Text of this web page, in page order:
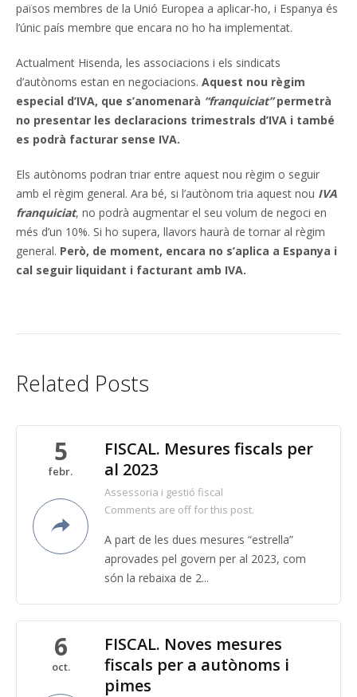
països membres de la Unió Europea a aplicar-ho, i Espanya és
l’únic país membre que encara no ho ha implementat.
Actualment Hisenda, les associacions i els sindicats
d’autònoms estan en negociacions. Aquest nou règim
especial d’IVA, que s’anomenarà “franquiciat”permetrà
no presentar les declaracions trimestrals d’IVA i també
es podrà facturar sense IVA.
Els autònoms podran triar entre aquest nou règim o seguir
amb el règim general. Ara bé, si l’autònom tria aquest nou IVA
franquiciat, no podrà augmentar el seu volum de negoci en
més d’un 10%. Si ho supera, llavors haurà de tornar al règim
general. Però, de moment, encara no s’aplica a Espanya i
cal seguir liquidant i facturant amb IVA.
Related Posts
5
febr.
FISCAL. Mesures fiscals per
al 2023
Assessoria i gestió fiscal
Comments are off for this post.
A part de les dues mesures “estrella”
aprovades pel govern per al 2023, com
són la rebaixa de 2...
6
oct.
FISCAL. Noves mesures
fiscals per a autònoms i
pimes